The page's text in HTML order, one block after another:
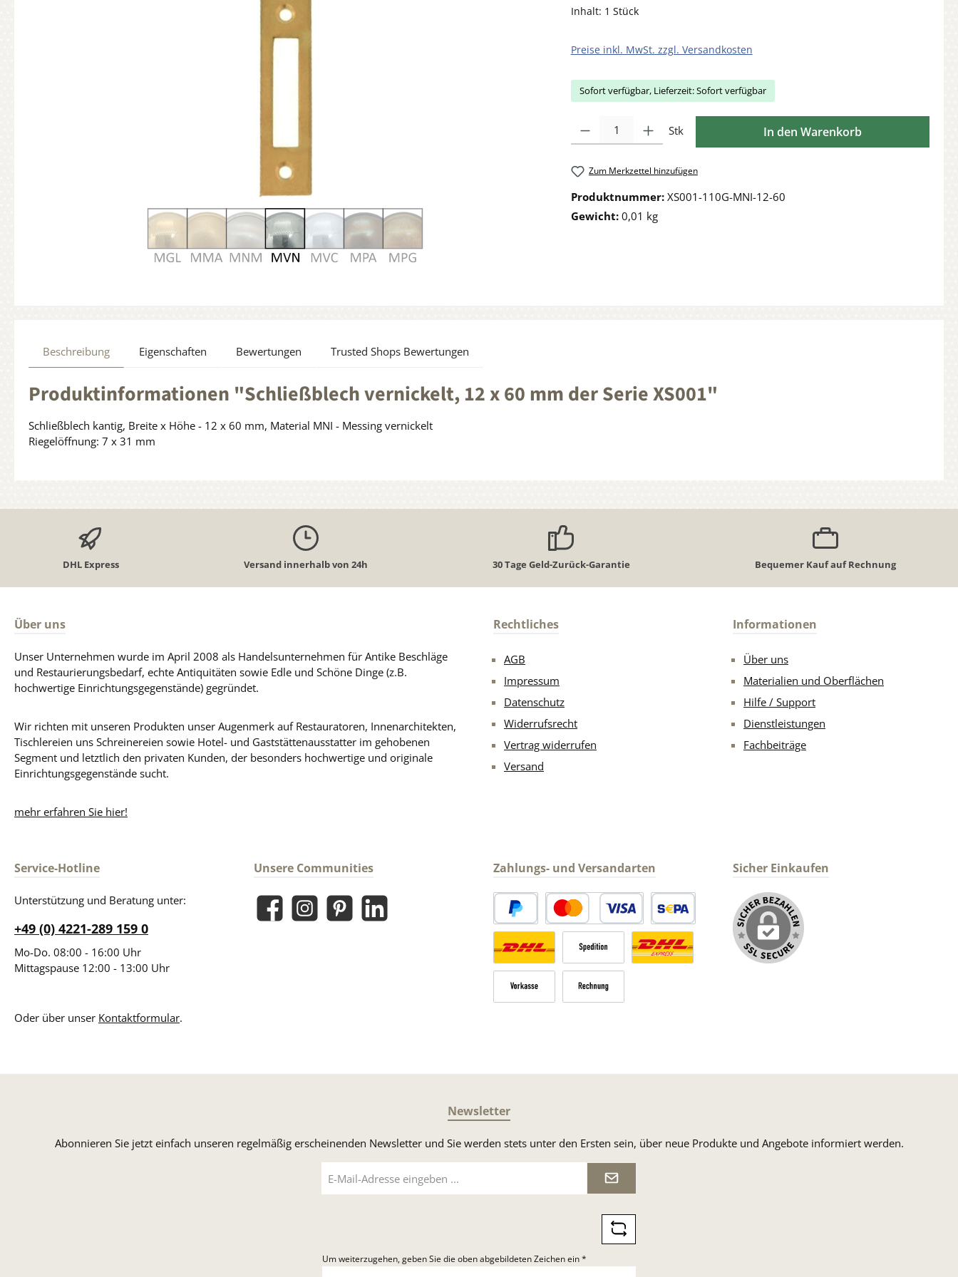
Inhalt: 1 Stück
Preise inkl. MwSt. zzgl. Versandkosten
Sofort verfügbar, Lieferzeit: Sofort verfügbar
Stk In den Warenkorb
Zum Merkzettel hinzufügen
Produktnummer: XS001-110G-MNI-12-60
Gewicht: 0,01 kg
Beschreibung Eigenschaften Bewertungen Trusted Shops Bewertungen
Produktinformationen "Schließblech vernickelt, 12 x 60 mm der Serie XS001"
Schließblech kantig, Breite x Höhe - 12 x 60 mm, Material MNI - Messing vernickelt
Riegelöffnung: 7 x 31 mm
DHL Express Versand innerhalb von 24h 30 Tage Geld-Zurück-Garantie Bequemer Kauf auf Rechnung
Über uns
Unser Unternehmen wurde im April 2008 als Handelsunternehmen für Antike Beschläge
und Restaurierungsbedarf, echte Antiquitäten sowie Edle und Schöne Dinge (z.B.
hochwertige Einrichtungsgegenstände) gegründet.
Wir richten mit unseren Produkten unser Augenmerk auf Restauratoren, Innenarchitekten,
Tischlereien uns Schreinereien sowie Hotel- und Gaststättenausstatter im gehobenen
Segment und letztlich den privaten Kunden, der besonders hochwertige und originale
Einrichtungsgegenstände sucht.
mehr erfahren Sie hier!
Rechtliches
AGB
Impressum
Datenschutz
Widerrufsrecht
Vertrag widerrufen
Versand
Informationen
Über uns
Materialien und Oberflächen
Hilfe / Support
Dienstleistungen
Fachbeiträge
Service-Hotline
Unterstützung und Beratung unter:
+49 (0) 4221-289 159 0
Mo-Do. 08:00 - 16:00 Uhr
Mittagspause 12:00 - 13:00 Uhr
Oder über unser Kontaktformular.
Unsere Communities
FacebookInstagramPinterestLinkedIn
Zahlungs- und Versandarten
PayPal Kredit- oder DebitkarteSEPA Lastschrift
Versandkosten Deutschland normaler Versand Deutsche Post
Sperrgut
Sicher Einkaufen
Newsletter
Abonnieren Sie jetzt einfach unseren regelmäßig erscheinenden Newsletter und Sie werden stets unter den Ersten sein, über neue Produkte und Angebote informiert werden.
Mail-
Adresse
Um weiterzugehen, geben Sie die oben abgebildeten Zeichen ein*